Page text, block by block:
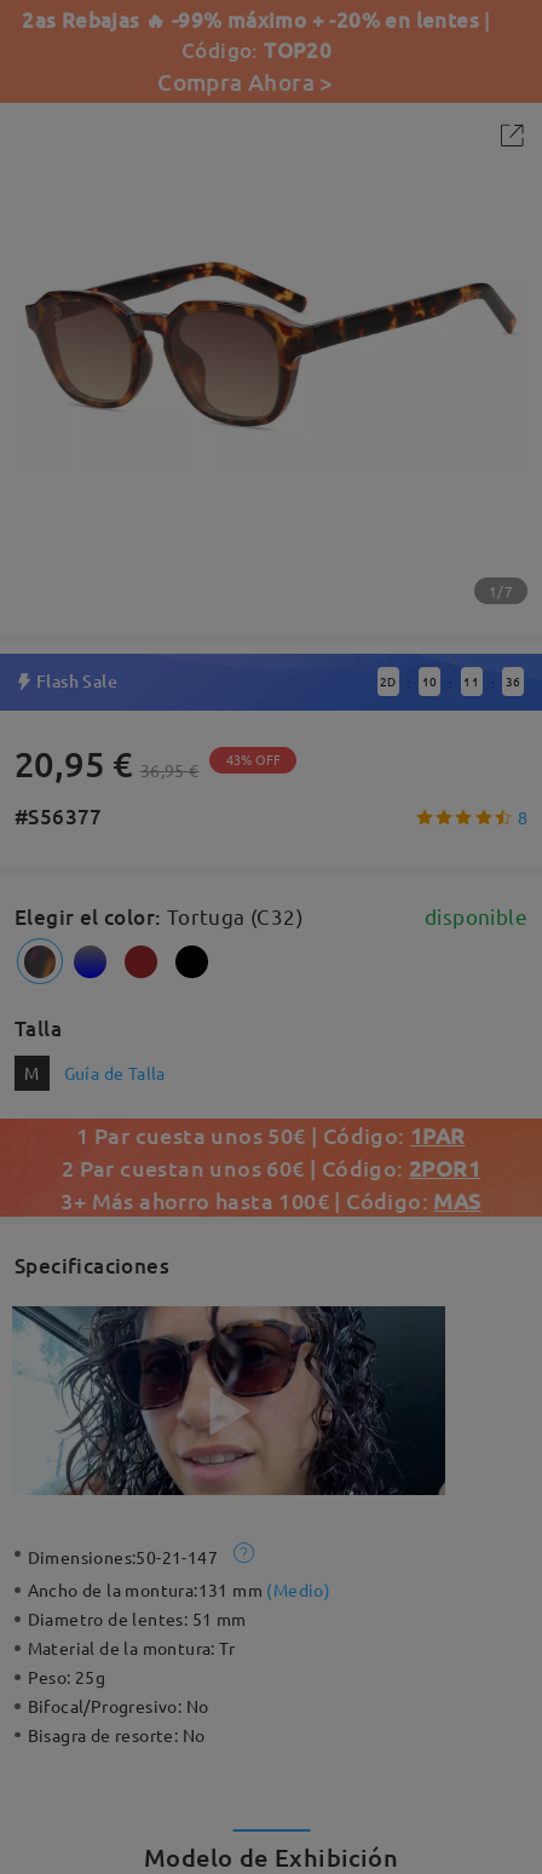
2as Rebajas 🔥 -99% máximo + -20% en lentes |
Código:TOP20
Compra Ahora >
1/7
Flash Sale 2D : 10 : 11 : 36
20,95 € 36,95 € 43% OFF
#S56377 8
Elegir el color: Tortuga (C32) disponible
Talla
M Guía de Talla
1 Par cuesta unos 50€ | Código: 1PAR
2 Par cuestan unos 60€ | Código: 2POR1
3+ Más ahorro hasta 100€ | Código: MAS
Specificaciones
Dimensiones:50-21-147
Ancho de la montura:131 mm (Medio)
Diametro de lentes: 51 mm
Material de la montura:Tr
Peso: 25g
Bifocal/Progresivo: No
Bisagra de resorte: No
Modelo de Exhibición